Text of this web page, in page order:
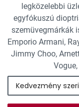
legközelebbi
egyfókuszú
szemüvegmárkák
Emporio Armani,
Jimmy Choo,